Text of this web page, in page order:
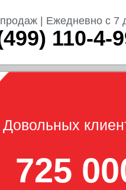
| Ежедневно с 7
110-4-
Довольных
725